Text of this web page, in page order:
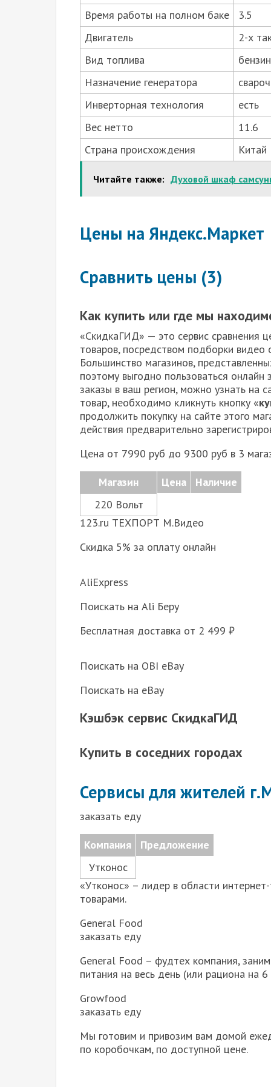
Время работы на полном баке
3.5
Двигатель
2-х
Вид топлива
бензин
Назначение генератора
Инверторная технология
есть
Вес нетто
11.6
Страна происхождения
Китай
Читайте также: Духовой шкаф
Цены на Яндекс.Маркет
Сравнить цены (3)
Как купить или где мы
«СкидкаГИД» — это сервис сравнения
товаров, посредством подборки видео
Большинство магазинов,
поэтому выгодно пользоваться онлайн
заказы в ваш регион, можно узнать на
товар, необходимо кликнуть кнопку «
продолжить покупку на сайте этого
действия предварительно
Цена от 7990 руб до 9300 руб в 3
Магазин Цена
Наличие
220 Вольт
123.ru ТЕХПОРТ М.Видео
Скидка 5% за оплату онлайн
AliExpress
Поискать на Ali Беру
Бесплатная доставка от 2 499 ₽
Поискать на OBI eBay
Поискать на eBay
Кэшбэк сервис СкидкаГИД
Купить в соседних городах
Сервисы для жителей
заказать еду
Компания
Предложение
Утконос
«Утконос» – лидер в области
товарами.
General Food
заказать еду
General Food – фудтех компания,
питания на весь день (или рациона на
Growfood
заказать еду
Мы готовим и привозим вам домой
по коробочкам, по доступной цене.